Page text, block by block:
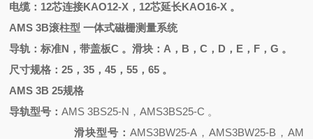
电缆： 12芯连接KAO12-X，12芯延长KAO16-X 。
AMS 3B滚柱型 一体式磁栅测量系统
导轨：标准N，带盖板C 。滑块：A，B，C，D，E，F，G 。
尺寸规格：25，35，45，55，65 。
AMS 3B 25规格
导轨型号：AMS 3BS25-N，AMS3BS25-C 。
滑块型号： AMS3BW25-A，AMS3BW25-B，AM